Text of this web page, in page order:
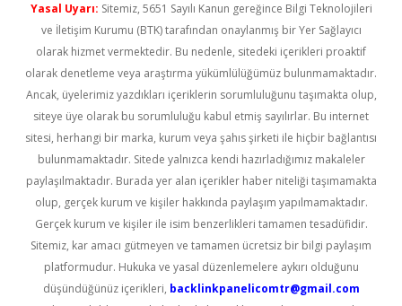
Yasal Uyarı: Sitemiz, 5651 Sayılı Kanun gereğince Bilgi Teknolojileri
ve İletişim Kurumu (BTK) tarafından onaylanmış bir Yer Sağlayıcı
olarak hizmet vermektedir. Bu nedenle, sitedeki içerikleri proaktif
olarak denetleme veya araştırma yükümlülüğümüz bulunmamaktadır.
Ancak, üyelerimiz yazdıkları içeriklerin sorumluluğunu taşımakta olup,
siteye üye olarak bu sorumluluğu kabul etmiş sayılırlar. Bu internet
sitesi, herhangi bir marka, kurum veya şahıs şirketi ile hiçbir bağlantısı
bulunmamaktadır. Sitede yalnızca kendi hazırladığımız makaleler
paylaşılmaktadır. Burada yer alan içerikler haber niteliği taşımamakta
olup, gerçek kurum ve kişiler hakkında paylaşım yapılmamaktadır.
Gerçek kurum ve kişiler ile isim benzerlikleri tamamen tesadüfidir.
Sitemiz, kar amacı gütmeyen ve tamamen ücretsiz bir bilgi paylaşım
platformudur. Hukuka ve yasal düzenlemelere aykırı olduğunu
düşündüğünüz içerikleri, backlinkpanelicomtr@gmail.com